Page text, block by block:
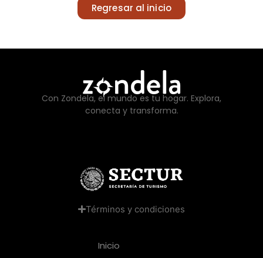
Regresar al inicio
Con Zondela, el mundo es tu hogar. Explora,
conecta y transforma.
Términos y condiciones
Inicio